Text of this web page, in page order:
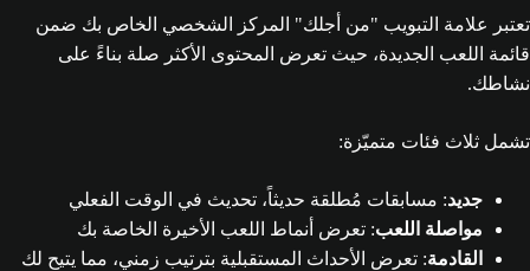
تعتبر علامة التبويب "من أجلك" المركز الشخصي الخاص بك ضمن
قائمة اللعب الجديدة، حيث تعرض المحتوى الأكثر صلة بناءً على
نشاطك.
تشمل ثلاث فئات متميّزة:
جديد: مسابقات مُطلقة حديثاً، تحديث في الوقت الفعلي
مواصلة اللعب: تعرض أنماط اللعب الأخيرة الخاصة بك
القادمة: تعرض الأحداث المستقبلية بترتيب زمني، مما يتيح لك